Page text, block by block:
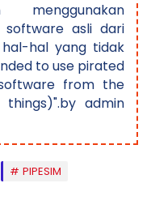
menggunakan
software asli dari
hal yang tidak
to use pirated
from the
admin
PIPESIM